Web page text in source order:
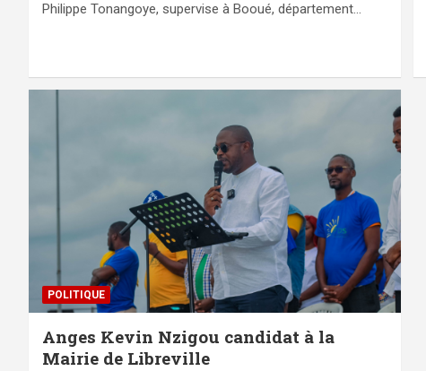
Philippe Tonangoye, supervise à Booué, département…
POLITIQUE
Anges Kevin Nzigou candidat à la
Mairie de Libreville